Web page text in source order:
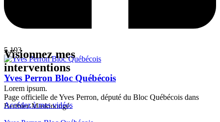
5,193
Yves Perron Bloc Québécois
Page officielle de Yves Perron, député du Bloc Québécois dans
Berthier-Maskinongé.
Visionnez mes
interventions
Lorem ipsum.
Accédez à mes vidéos